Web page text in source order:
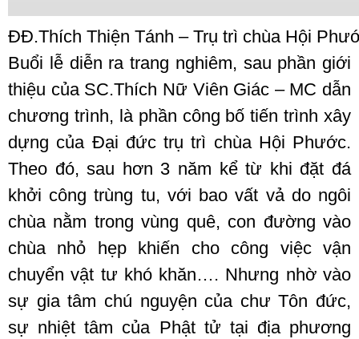
ĐĐ.Thích Thiện Tánh – Trụ trì chùa Hội
Buổi lễ diễn ra trang nghiêm, sau phần giới
thiệu của SC.Thích Nữ Viên Giác – MC dẫn
chương trình, là phần công bố tiến trình xây
dựng của Đại đức trụ trì chùa Hội Phước.
Theo đó, sau hơn 3 năm kể từ khi đặt đá
khởi công trùng tu, với bao vất vả do ngôi
chùa nằm trong vùng quê, con đường vào
chùa nhỏ hẹp khiến cho công việc vận
chuyển vật tư khó khăn…. Nhưng nhờ vào
sự gia tâm chú nguyện của chư Tôn đức,
sự nhiệt tâm của Phật tử tại địa phương